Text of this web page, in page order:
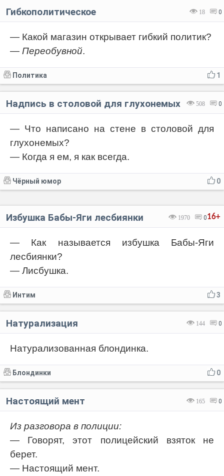
18 0
Гибкополитическое
— Какой магазин открывает гибкий политик?
— Переобувной.
1
Политика
508 0
Надпись в столовой для глухонемых
— Что написано на стене в столовой для
глухонемых?
— Когда я ем, я как всегда.
0
Чёрный юмор
16+
1970 0
Избушка Бабы-Яги лесбиянки
— Как называется избушка Бабы-Яги
лесбиянки?
— Лисбушка.
3
Интим
144 0
Натурализация
Натурализованная блондинка.
0
Блондинки
165 0
Настоящий мент
Из разговора в полиции:
— Говорят, этот полицейский взяток не
берет.
— Настоящий мент.